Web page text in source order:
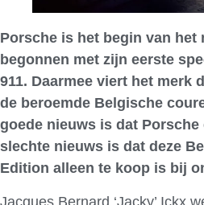
Porsche is het begin van het
begonnen met zijn eerste
911. Daarmee viert het merk
de beroemde Belgische
goede nieuws is dat
slechte nieuws is dat deze
Edition alleen te koop is bij
Jacques Bernard ‘Jacky’ Ickx